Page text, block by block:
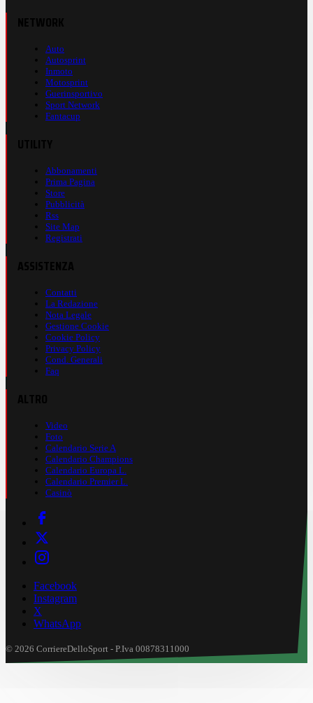
Auto
Autosprint
Inmoto
Motosprint
Guerinsportivo
Sport Network
Fantacup
Abbonamenti
Prima Pagina
Store
Pubblicità
Rss
Site Map
Registrati
Contatti
La Redazione
Nota Legale
Gestione Cookie
Cookie Policy
Privacy Policy
Cond. Generali
Faq
Video
Foto
Calendario Serie A
Calendario Champions
Calendario Europa L.
Calendario Premier L.
Casinò
Facebook
Instagram
X
WhatsApp
© 2026 CorriereDelloSport - P.Iva 00878311000